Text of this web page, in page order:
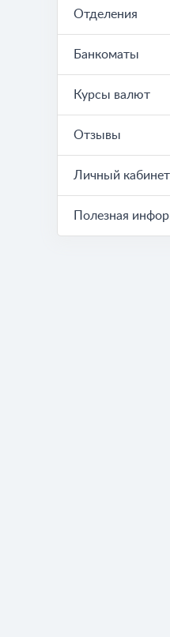
Отделения
Банкоматы
Курсы валют
Отзывы
Личный кабинет
Полезная